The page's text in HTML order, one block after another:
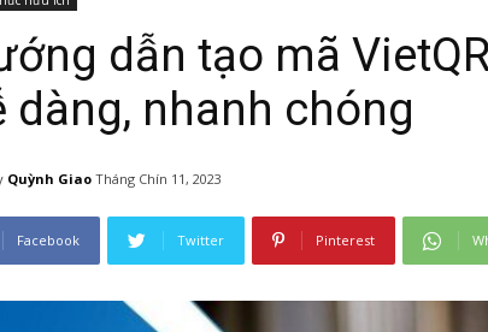
dẫn tạo mã
dàng, nhanh chóng
Quỳnh Giao Tháng Chín 11, 2023
Facebook Twitter Pinterest